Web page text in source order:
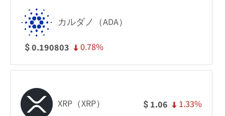
カルダノ（ADA）
$0.190803 0.78%
XRP（XRP） $ 1.06 1.33%